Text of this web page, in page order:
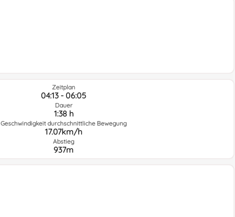
Zeitplan
04:13 - 06:05
Dauer
1:38 h
Geschwindigkeit durchschnittliche Bewegung
17.07km/h
Abstieg
937m